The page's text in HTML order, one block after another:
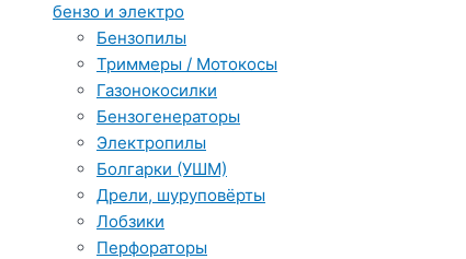
бензо и электро
Бензопилы
Триммеры / Мотокосы
Газонокосилки
Бензогенераторы
Электропилы
Болгарки (УШМ)
Дрели, шуруповёрты
Лобзики
Перфораторы